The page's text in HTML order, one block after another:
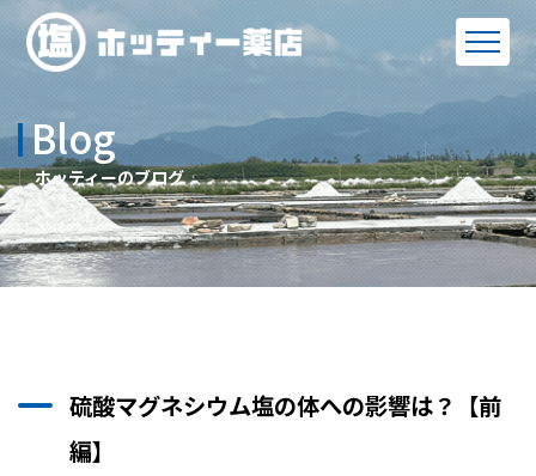
Blog
ホッティーのブログ
硫酸マグネシウム塩の体への影響は？【前
編】